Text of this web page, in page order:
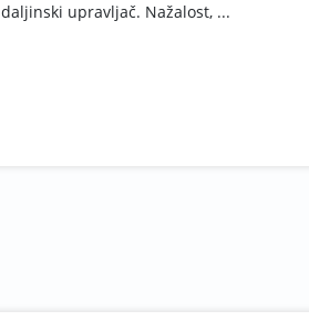
daljinski upravljač. Nažalost, ...